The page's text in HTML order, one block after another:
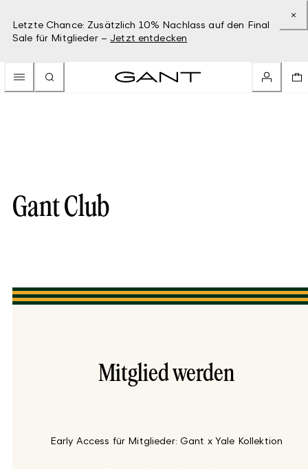
Letzte Chance: Zusätzlich 10% Nachlass auf den Final
Sale für Mitglieder – Jetzt entdecken
Gant Club
Mitglied werden
Early Access für Mitglieder: Gant x Yale Kollektion